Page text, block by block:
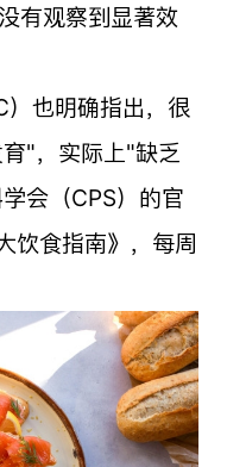
有观察到显著效
）也明确指出，很
"，实际上"缺乏
会（CPS）的官
饮食指南》，每周